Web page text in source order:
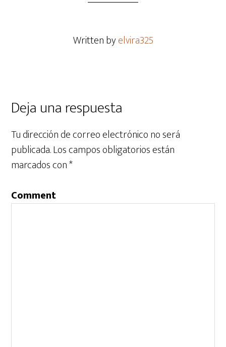
Written byelvira325
Deja una respuesta
Tu dirección de correo electrónico no será
publicada.Los campos obligatorios están
marcados con*
Comment